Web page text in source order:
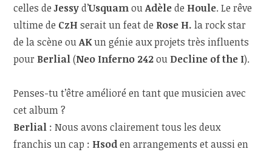
celles deJessyd’UsquamouAdèlede Houle. Le rêve
ultime de CzHserait un feat de Rose H. la rock star
de la scène ouAKun génie aux projets très influents
pour Berlial(Neo Inferno 242ou Decline of the I).
Penses-tu t’être amélioré en tant que musicien avec
cet album ?
Berlial : Nous avons clairement tous les deux
franchis un cap : Hsoden arrangements et aussi en